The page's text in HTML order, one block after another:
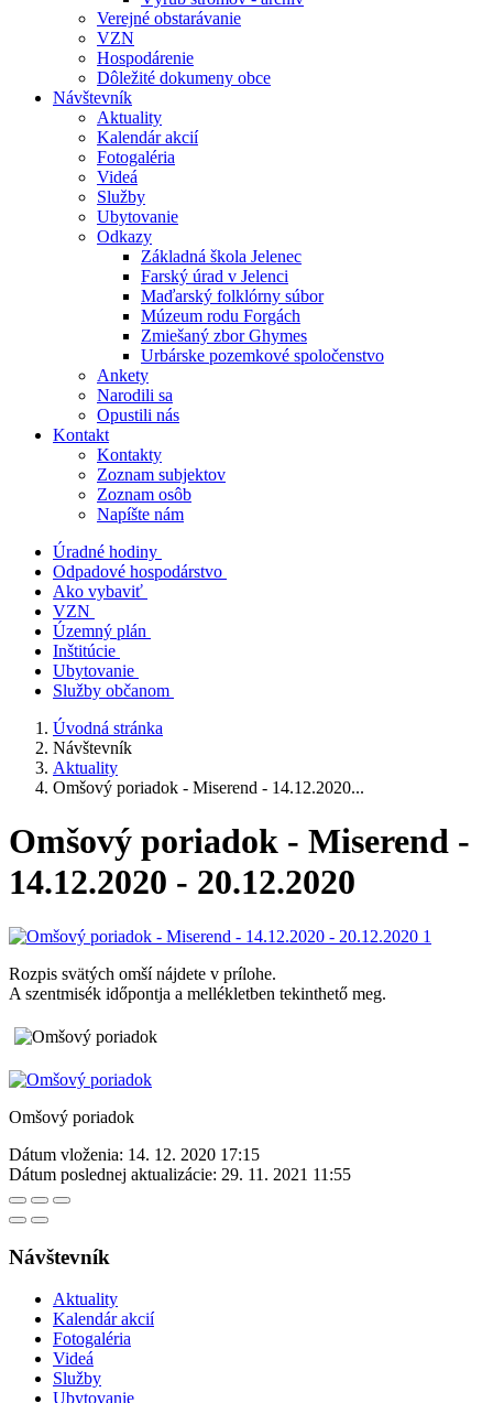
Verejné obstarávanie
VZN
Hospodárenie
Dôležité dokumeny obce
Návštevník
Aktuality
Kalendár akcií
Fotogaléria
Videá
Služby
Ubytovanie
Odkazy
Základná škola Jelenec
Farský úrad v Jelenci
Maďarský folklórny súbor
Múzeum rodu Forgách
Zmiešaný zbor Ghymes
Urbárske pozemkové spoločenstvo
Ankety
Narodili sa
Opustili nás
Kontakt
Kontakty
Zoznam subjektov
Zoznam osôb
Napíšte nám
Úradné hodiny
Odpadové hospodárstvo
Ako vybaviť
VZN
Územný plán
Inštitúcie
Ubytovanie
Služby občanom
Úvodná stránka
Návštevník
Aktuality
Omšový poriadok - Miserend - 14.12.2020...
Omšový poriadok - Miserend -
14.12.2020 - 20.12.2020
Rozpis svätých omší nájdete v prílohe.
A szentmisék időpontja a mellékletben tekinthető meg.
Omšový poriadok
Dátum vloženia: 14. 12. 2020 17:15
Dátum poslednej aktualizácie: 29. 11. 2021 11:55
Návštevník
Aktuality
Kalendár akcií
Fotogaléria
Videá
Služby
Ubytovanie